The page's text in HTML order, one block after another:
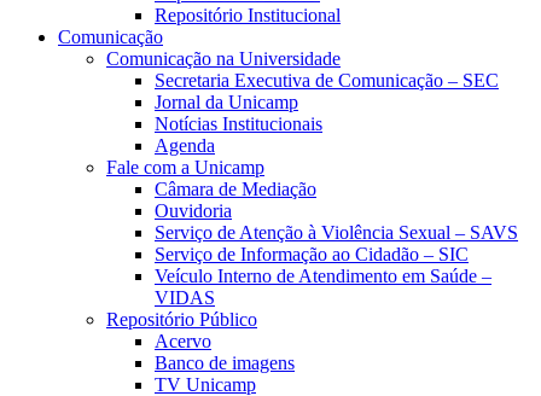
Repositório Institucional
Comunicação
Comunicação na Universidade
Secretaria Executiva de Comunicação – SEC
Jornal da Unicamp
Notícias Institucionais
Agenda
Fale com a Unicamp
Câmara de Mediação
Ouvidoria
Serviço de Atenção à Violência Sexual – SAVS
Serviço de Informação ao Cidadão – SIC
Veículo Interno de Atendimento em Saúde –
VIDAS
Repositório Público
Acervo
Banco de imagens
TV Unicamp